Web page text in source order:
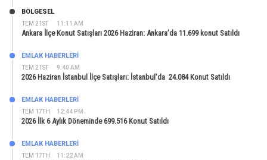
TEM 21ST 11:11 AM
BÖLGESEL
Ankara İlçe Konut Satışları 2026 Haziran: Ankara’da 11.699 konut Satıldı
TEM 21ST 9:40 AM
EMLAK HABERLERI
2026 Haziran İstanbul İlçe Satışları: İstanbul’da 24.084 Konut Satıldı
TEM 17TH 12:44 PM
EMLAK HABERLERI
2026 İlk 6 Aylık Döneminde 699.516 Konut Satıldı
TEM 17TH 11:22 AM
EMLAK HABERLERI